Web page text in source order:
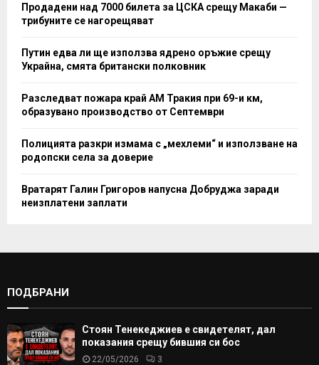
Продадени над 7000 билета за ЦСКА срещу Макаби —
трибуните се нагорещяват
Путин едва ли ще използва ядрено оръжие срещу
Украйна, смята британски полковник
Разследват пожара край АМ Тракия при 69-и км,
образувано производство от Септември
Полицията разкри измама с „мехлеми“ и използване на
родопски села за доверие
Вратарят Галин Григоров напусна Добруджа заради
неизплатени заплати
ПОДБРАНИ
Стоян Тенекеджиев е свидетелят, дал
показания срещу бившия си бос
22/05/2026 3